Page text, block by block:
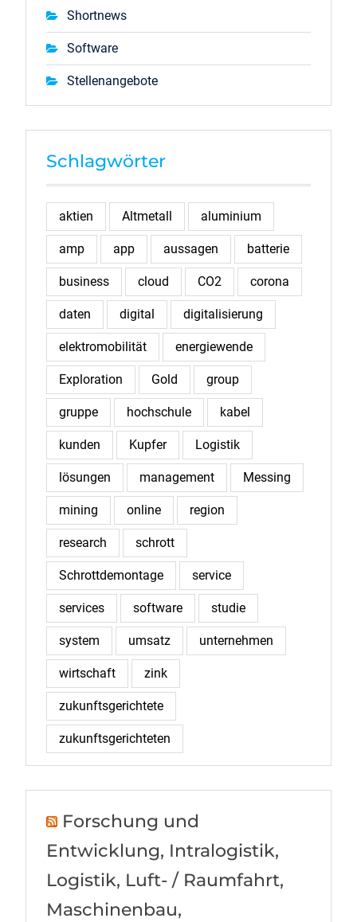
Shortnews
Software
Stellenangebote
Schlagwörter
aktien Altmetall aluminium
amp app aussagen batterie
business cloud CO2 corona
daten digital digitalisierung
elektromobilität energiewende
Exploration Gold group
gruppe hochschule kabel
kunden Kupfer Logistik
lösungen management Messing
mining online region
research schrott
Schrottdemontage service
services software studie
system umsatz unternehmen
wirtschaft zink
zukunftsgerichtete
zukunftsgerichteten
Forschung und
Entwicklung, Intralogistik,
Logistik, Luft- / Raumfahrt,
Maschinenbau,